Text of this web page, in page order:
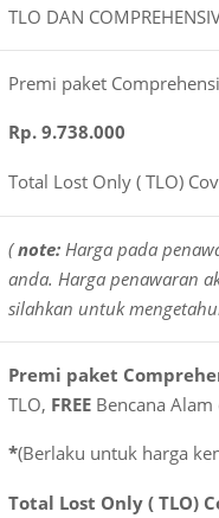
TLO DAN
Premi paket
Rp. 9.738.000
Total Lost Only ( TLO)
(note: Harga pada
anda. Harga penawaran
silahkan untuk
Premi paket
TLO, FREE Bencana
*(Berlaku untuk harga
Total Lost Only ( TLO)